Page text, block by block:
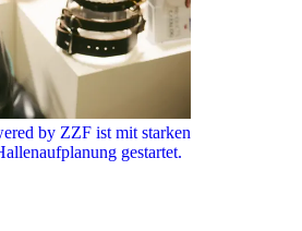
by ZZF ist mit starken
gestartet.